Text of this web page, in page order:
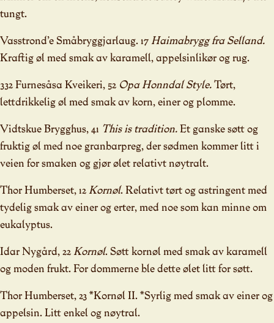
tungt.
Vasstrond’e Småbryggjarlaug. 17 Haimabrygg fra Selland.
Kraftig øl med smak av karamell, appelsinlikør og rug.
332 Furnesåsa Kveikeri, 52 Opa Honndal Style.Tørt,
lettdrikkelig øl med smak av korn, einer og plomme.
Vidtskue Brygghus, 41 This is tradition.Et ganske søtt og
fruktig øl med noe granbarpreg, der sødmen kommer litt i
veien for smaken og gjør ølet relativt nøytralt.
Thor Humberset, 12 Kornøl. Relativt tørt og astringent med
tydelig smak av einer og erter, med noe som kan minne om
eukalyptus.
Idar Nygård, 22 Kornøl. Søtt kornøl med smak av karamell
og moden frukt. For dommerne ble dette ølet litt for søtt.
Thor Humberset, 23 *Kornøl II. *Syrlig med smak av einer og
appelsin. Litt enkel og nøytral.